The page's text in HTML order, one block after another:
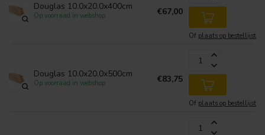
Douglas 10.0x20.0x400cm
Op voorraad in webshop €67,00
Of plaats op bestellijst
Douglas 10.0x20.0x500cm
Op voorraad in webshop €83,75
Of plaats op bestellijst